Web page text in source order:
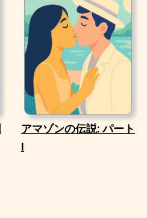
アマゾンの伝説: パート
I